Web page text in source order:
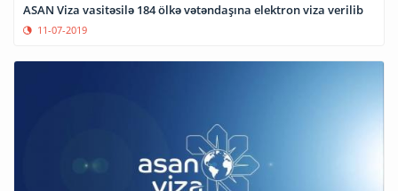
ASAN Viza vasitəsilə 184 ölkə vətəndaşına elektron viza verilib
11-07-2019